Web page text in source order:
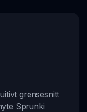
grensesnitt
Sprunki